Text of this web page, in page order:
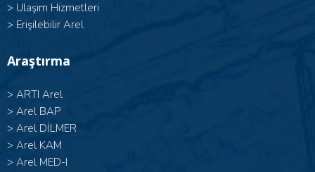
> Ulaşım Hizmetleri
> Erişilebilir Arel
Araştırma
> ARTI Arel
> Arel BAP
> Arel DİLMER
> Arel KAM
> Arel MED-I